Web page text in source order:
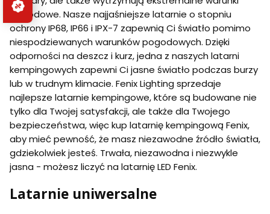
pogodowe. Nasze najjaśniejsze latarnie o stopniu
ochrony IP68, IP66 i IPX-7 zapewnią Ci światło pomimo
niespodziewanych warunków pogodowych. Dzięki
odporności na deszcz i kurz, jedna z naszych latarni
kempingowych zapewni Ci jasne światło podczas burzy
lub w trudnym klimacie. Fenix Lighting sprzedaje
najlepsze latarnie kempingowe, które są budowane nie
tylko dla Twojej satysfakcji, ale także dla Twojego
bezpieczeństwa, więc kup latarnię kempingową Fenix,
aby mieć pewność, że masz niezawodne źródło światła,
gdziekolwiek jesteś. Trwała, niezawodna i niezwykle
jasna - możesz liczyć na latarnię LED Fenix.
Latarnie uniwersalne